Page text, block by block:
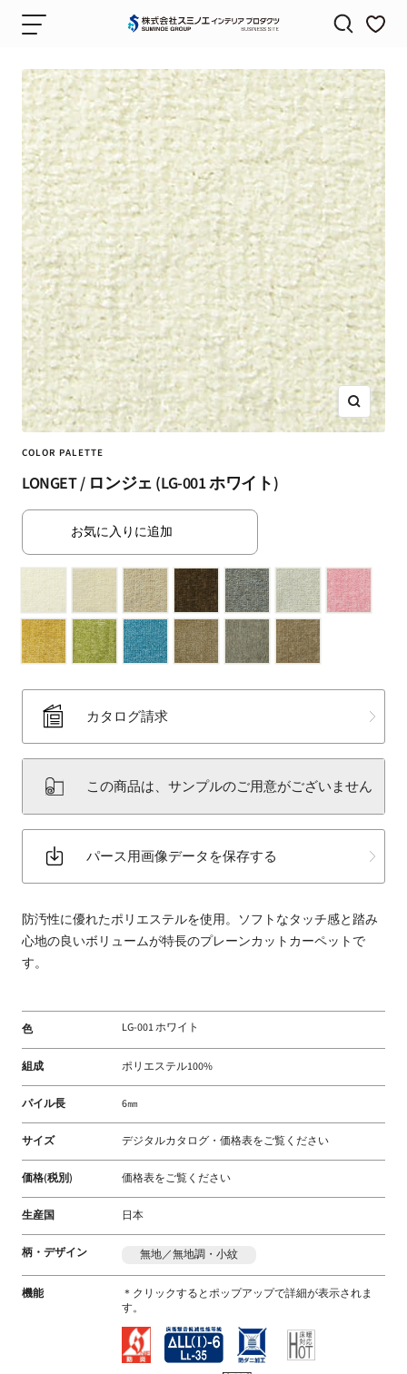
ナ
ゲ
ー
シ
ョ
ン
株
会
社
ス
ミ
ノ
エ
イ
ン
テ
リ
ア
プ
ロ
ダ
ク
ツ
（SUMINOE
Interior
Co.,
for
｜
カ
ー
テ
ン・
ペ
ッ
ト・
ラ
床
材
扱
う
リ
ッ
ク
メ
カ
ー
ズ
ー
COLOR PALETTE
LONGET / ロンジェ (LG-001 ホワイト)
カタログ請求
この商品は、サンプルのご用意がございません
パース用画像データを保存する
防汚性に優れたポリエステルを使用。ソフトなタッチ感と踏み
心地の良いボリュームが特長のプレーンカットカーペットで
す。
色 LG-001 ホワイト
組成 ポリエステル100%
パイル長 6㎜
サイズ デジタルカタログ・価格表をご覧ください
価格(税別) 価格表をご覧ください
生産国 日本
柄・デザイン 無地／無地調・小紋
機能
＊クリックするとポップアップで詳細が表示されま
す。
お気に入りに追加